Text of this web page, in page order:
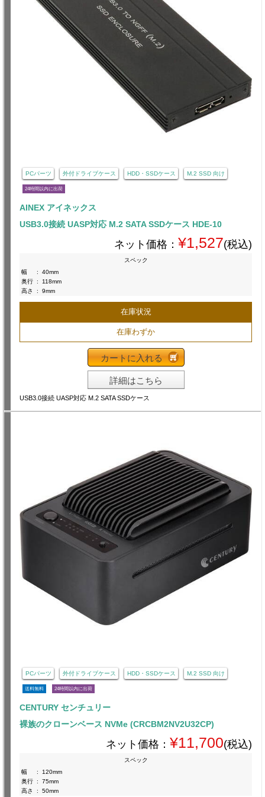
PCパーツ 外付ドライブケース HDD・SSDケース M.2 SSD 向け
24時間以内に出荷
AINEX アイネックス
USB3.0接続 UASP対応 M.2 SATA SSDケース HDE-10
ネット価格： ¥1,527(税込)
スペック
幅
:
40mm
奥行 :
118mm
高さ
: 9mm
在庫状況
在庫わずか
カートに入れる
詳細はこちら
USB3.0接続 UASP対応 M.2 SATA SSDケース
PCパーツ 外付ドライブケース HDD・SSDケース M.2 SSD 向け
送料無料 24時間以内に出荷
CENTURY センチュリー
裸族のクローンベース NVMe (CRCBM2NV2U32CP)
ネット価格： ¥11,700(税込)
スペック
幅
:
120mm
奥行 :
75mm
高さ
: 50mm